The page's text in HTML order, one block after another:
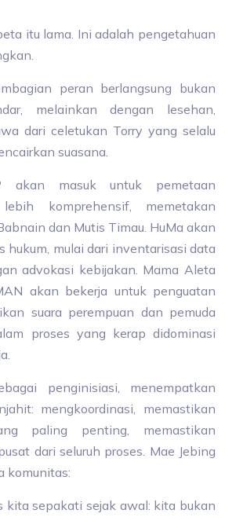
itu lama. Ini adalah pengetahuan
peran berlangsung bukan
melainkan dengan lesehan,
dari celetukan Torry yang selalu
suasana.
akan masuk untuk pemetaan
komprehensif, memetakan
dan Mutis Timau. HuMa akan
hukum, mulai dari inventarisasi data
advokasi kebijakan. Mama Aleta
akan bekerja untuk penguatan
suara perempuan dan pemuda
proses yang kerap didominasi
penginisiasi, menempatkan
mengkoordinasi, memastikan
paling penting, memastikan
dari seluruh proses. Mae Jebing
komunitas:
kita sepakati sejak awal: kita bukan